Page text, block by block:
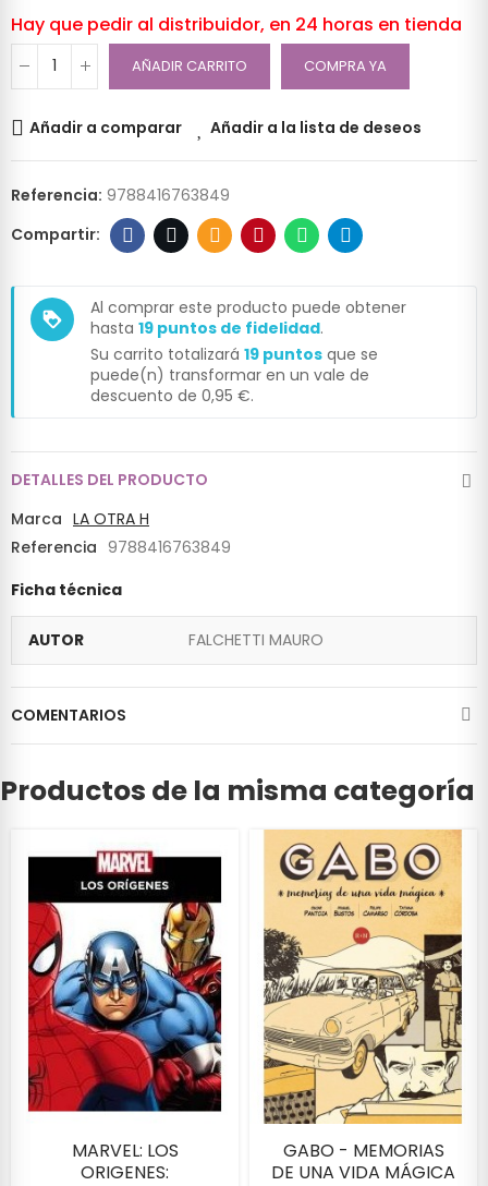
Hay que pedir al distribuidor, en 24 horas en tienda
AÑADIR CARRITO COMPRA YA
Añadir a comparar Añadir a la lista de deseos
Referencia: 9788416763849
loyalty
Al comprar este producto puede obtener
hasta 19 puntos de fidelidad.
Su carrito totalizará 19 puntos que se
puede(n) transformar en un vale de
descuento de 0,95 €.
DETALLES DEL PRODUCTO
Marca LA OTRA H
Referencia 9788416763849
Ficha técnica
AUTOR FALCHETTI MAURO
COMENTARIOS
Productos de la misma categoría
MARVEL: LOS
ORIGENES:
GABO - MEMORIAS
DE UNA VIDA MÁGICA